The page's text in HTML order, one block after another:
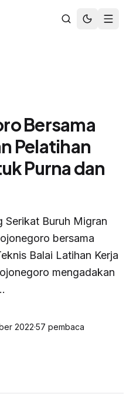
Bersama
Pelatihan
Purna dan
Serikat Buruh Migran
bersama
Balai Latihan Kerja
mengadakan
2022·57 pembaca